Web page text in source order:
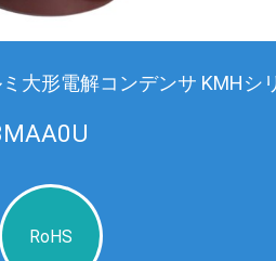
大形電解コンデンサ KMHシ
RoHS